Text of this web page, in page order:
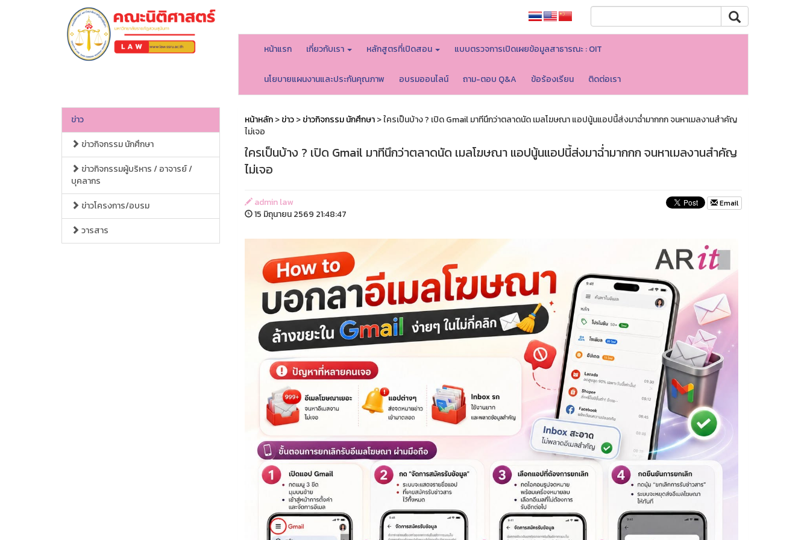
หน้าแรก เกี่ยวกับเรา หลักสูตรที่เปิดสอน แบบตรวจการเปิดเผยข้อมูลสาธารณะ : OIT
นโยบายแผนงานและประกันคุณภาพ อบรมออนไลน์ ถาม-ตอบ Q&A ข้อร้องเรียน ติดต่อเรา
ข่าว
ข่าวกิจกรรม นักศึกษา
ข่าวกิจกรรมผู้บริหาร / อาจารย์ /
บุคลากร
ข่าวโครงการ/อบรม
วารสาร
หน้าหลัก>ข่าว>ข่าวกิจกรรม นักศึกษา> ใครเป็นบ้าง ? เปิด Gmail มาทีนึกว่าตลาดนัด เมลโฆษณา แอปนู้นแอปนี้ส่งมาฉ่ำมากกก จนหาเมลงานสำคัญ
ไม่เจอ
ใครเป็นบ้าง ? เปิด Gmail มาทีนึกว่าตลาดนัด เมลโฆษณา แอปนู้นแอปนี้ส่งมาฉ่ำมากกก จนหาเมลงานสำคัญ
ไม่เจอ
admin law
15 มิถุนายน 2569 21:48:47
Email